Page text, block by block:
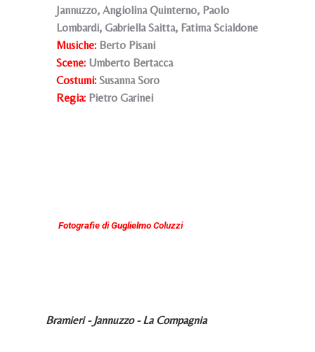
Jannuzzo, Angiolina Quinterno, Paolo
Lombardi, Gabriella Saitta, Fatima Scialdone
Musiche: Berto Pisani
Scene: Umberto Bertacca
Costumi: Susanna Soro
Regia: Pietro Garinei
Fotografie di Guglielmo Coluzzi
Bramieri - Jannuzzo - La Compagnia